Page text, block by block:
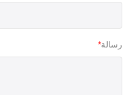
رسالة*